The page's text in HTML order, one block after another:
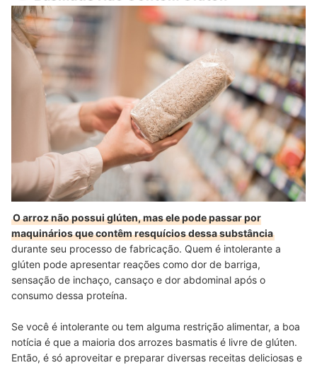
O arroz não possui glúten, mas ele pode passar por
maquinários que contêm resquícios dessa substância
durante seu processo de fabricação. Quem é intolerante a
glúten pode apresentar reações como dor de barriga,
sensação de inchaço, cansaço e dor abdominal após o
consumo dessa proteína.
Se você é intolerante ou tem alguma restrição alimentar, a boa
notícia é que a maioria dos arrozes basmatis é livre de glúten.
Então, é só aproveitar e preparar diversas receitas deliciosas e